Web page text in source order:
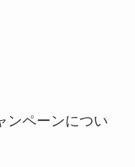
ンペーンについ